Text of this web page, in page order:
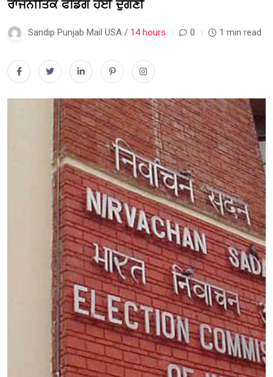
ਰਾਜਨੀਤਿਕ ਫੰਡਿੰਗ ਹੋਈ ਦੁੱਗਣੀ
Sandip Punjab Mail USA / 14 hours 0 1 min read